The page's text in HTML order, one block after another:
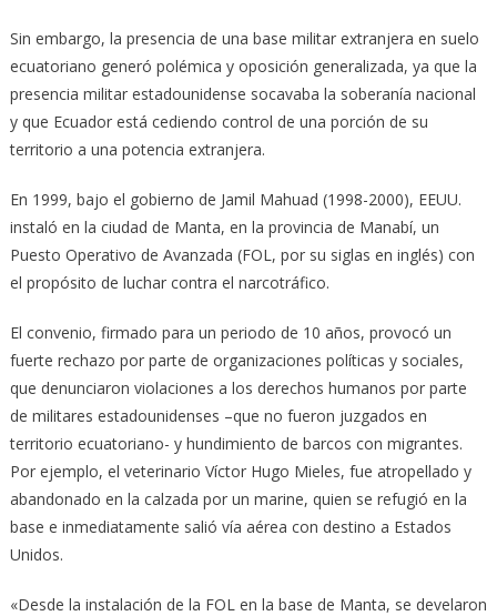
Sin embargo, la presencia de una base militar extranjera en suelo
ecuatoriano generó polémica y oposición generalizada, ya que la
presencia militar estadounidense socavaba la soberanía nacional
y que Ecuador está cediendo control de una porción de su
territorio a una potencia extranjera.
En 1999, bajo el gobierno de Jamil Mahuad (1998-2000), EEUU.
instaló en la ciudad de Manta, en la provincia de Manabí, un
Puesto Operativo de Avanzada (FOL, por su siglas en inglés) con
el propósito de luchar contra el narcotráfico.
El convenio, firmado para un periodo de 10 años, provocó un
fuerte rechazo por parte de organizaciones políticas y sociales,
que denunciaron violaciones a los derechos humanos por parte
de militares estadounidenses –que no fueron juzgados en
territorio ecuatoriano- y hundimiento de barcos con migrantes.
Por ejemplo, el veterinario Víctor Hugo Mieles, fue atropellado y
abandonado en la calzada por un marine, quien se refugió en la
base e inmediatamente salió vía aérea con destino a Estados
Unidos.
«Desde la instalación de la FOL en la base de Manta, se develaron